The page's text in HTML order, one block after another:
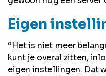
Eigen
“Het is niet meer
kunt je overal zitten,
eigen instellingen. Dat